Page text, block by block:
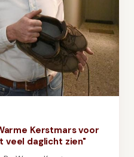
Kerstmars voor
veel daglicht zien"